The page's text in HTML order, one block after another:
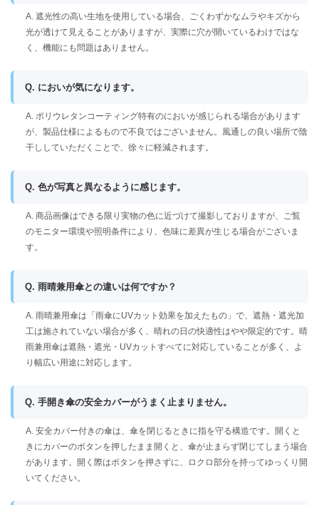
A. 遮光性の高い生地を使用している場合、ごくわずかなムラやキズから
光が透けて見えることがありますが、実際に穴が開いているわけではな
く、機能にも問題はありません。
Q. においが気になります。
A. ポリウレタンコーティング特有のにおいが感じられる場合があります
が、製品仕様によるもので不良ではございません。風通しの良い場所で陰
干ししていただくことで、徐々に軽減されます。
Q. 色が写真と異なるように感じます。
A. 商品画像はできる限り実物の色に近づけて撮影しておりますが、ご覧
のモニター環境や照明条件により、色味に差異が生じる場合がございま
す。
Q. 雨晴兼用傘との違いは何ですか？
A. 雨晴兼用傘は「雨傘にUVカット効果を加えたもの」で、遮熱・遮光加
工は施されていない場合が多く、晴れの日の快適性はやや限定的です。晴
雨兼用傘は遮熱・遮光・UVカットすべてに対応していることが多く、よ
り幅広い用途に対応します。
Q. 手開き傘の安全カバーがうまく止まりません。
A. 安全カバー付きの傘は、傘を閉じるときに指を守る構造です。開くと
きにカバーのボタンを押したまま開くと、傘が止まらず閉じてしまう場合
があります。開く際はボタンを押さずに、ロクロ部分を持ってゆっくり開
いてください。